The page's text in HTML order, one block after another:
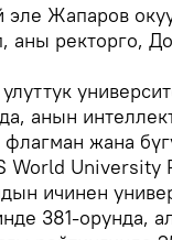
Жапаров
аны ректорго,
анын
жана
World University
ичинен
381-орунда,